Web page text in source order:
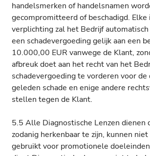
handelsmerken of handelsnamen
gecompromitteerd of beschadigd. Elke
verplichting zal het Bedrijf
een schadevergoeding gelijk aan een
10.000,00 EUR vanwege de Klant,
afbreuk doet aan het recht van het
schadevergoeding te vorderen voor
geleden schade en enige andere
stellen tegen de Klant.
5.5 Alle Diagnostische Lenzen dienen
zodanig herkenbaar te zijn, kunnen
gebruikt voor promotionele